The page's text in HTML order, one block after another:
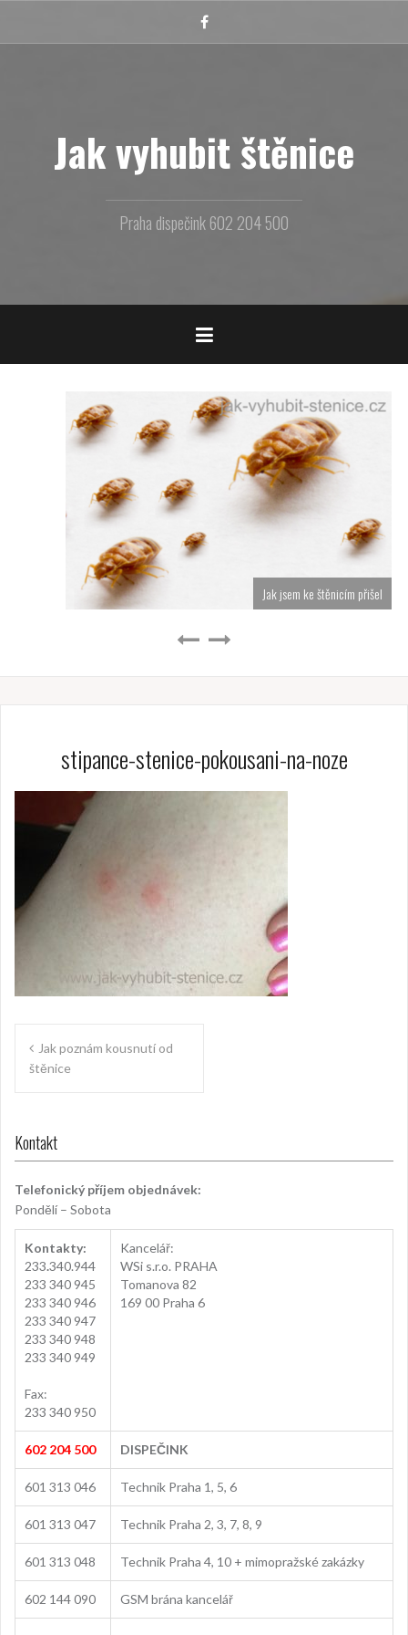
obsahu
Facebook
Jak vyhubit štěnice
Praha dispečink 602 204 500
Jak jsem ke štěnicím přišel
stipance-stenice-pokousani-na-noze
Navigace
proJak poznám kousnutí od
štěnice
Kontakt
Telefonický příjem objednávek:
Pondělí – Sobota
Kontakty:
233.340.944
233 340 945
233 340 946
233 340 947
233 340 948
233 340 949
Fax:
233 340 950
Kancelář:
WSi s.r.o. PRAHA
Tomanova 82
169 00 Praha 6
602 204 500 DISPEČINK
601 313 046 Technik Praha 1, 5, 6
601 313 047 Technik Praha 2, 3, 7, 8, 9
601 313 048 Technik Praha 4, 10 + mimopražské zakázky
602 144 090 GSM brána kancelář